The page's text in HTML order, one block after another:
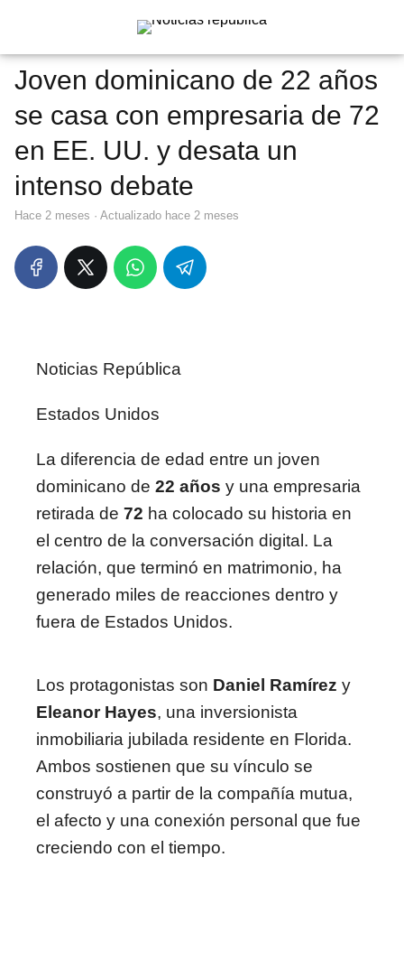
Joven dominicano de 22 años
se casa con empresaria de 72
en EE. UU. y desata un
intenso debate
hace 2 meses · Actualizado hace 2 meses
Noticias República
Estados Unidos
La diferencia de edad entre un joven
dominicano de 22 años y una empresaria
retirada de 72 ha colocado su historia en
el centro de la conversación digital. La
relación, que terminó en matrimonio, ha
generado miles de reacciones dentro y
fuera de Estados Unidos.
Los protagonistas son Daniel Ramírez y
Eleanor Hayes, una inversionista
inmobiliaria jubilada residente en Florida.
Ambos sostienen que su vínculo se
construyó a partir de la compañía mutua,
el afecto y una conexión personal que fue
creciendo con el tiempo.